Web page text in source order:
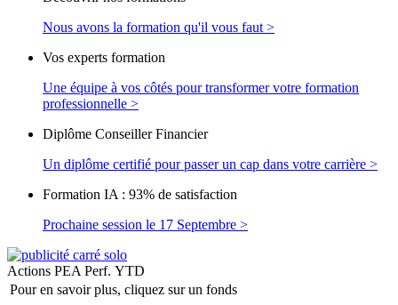
Nous avons la formation qu'il vous faut >
Vos experts formation
Une équipe à vos côtés pour transformer votre formation
professionnelle >
Diplôme Conseiller Financier
Un diplôme certifié pour passer un cap dans votre carrière >
Formation IA : 93% de satisfaction
Prochaine session le 17 Septembre >
Actions PEA Perf. YTD
Pour en savoir plus, cliquez sur un fonds